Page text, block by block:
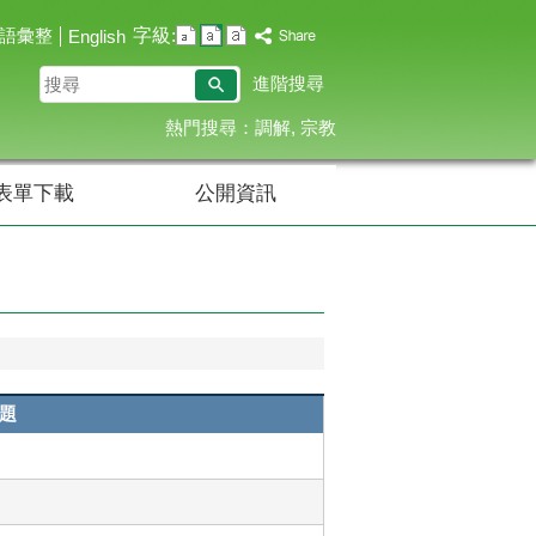
彙整 English 字級:
搜
尋
進階搜尋
熱門搜尋： 調解 宗教
單下載 公開資訊